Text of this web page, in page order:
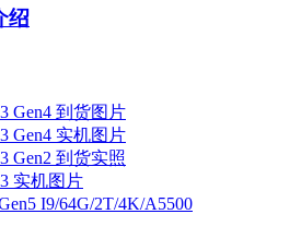
绍
Gen4 到货图片
Gen4 实机图片
Gen2 到货实照
实机图片
I9/64G/2T/4K/A5500